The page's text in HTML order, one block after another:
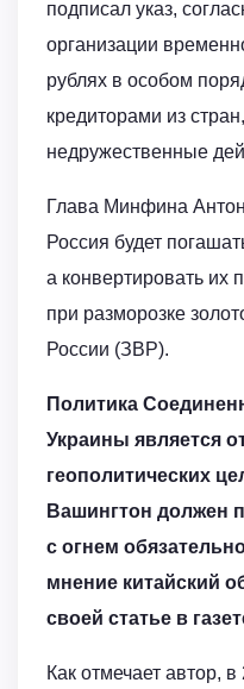
подписал указ,
организации
рублях в особом
кредиторами из
недружественные
Глава Минфина
Россия будет
а конвертировать их
при разморозке
России (ЗВР).
Политика
Украины является
геополитических
Вашингтон должен
с огнем
мнение китайский
своей статье в
Как отмечает автор,